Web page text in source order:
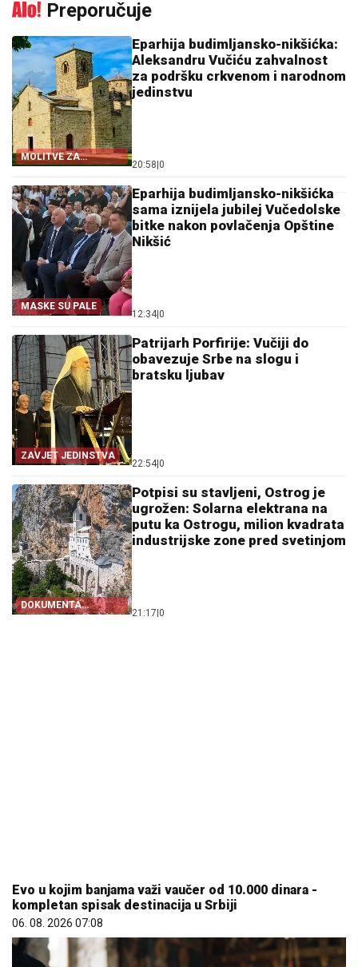
Preporučuje
MOLITVE ZA
ZDRAVLJE I USPJEH
Eparhija budimljansko-nikšićka:
Aleksandru Vučiću zahvalnost
za podršku crkvenom i narodnom
jedinstvu
20:58 0
MASKE SU PALE
Eparhija budimljansko-nikšićka
sama iznijela jubilej Vučedolske
bitke nakon povlačenja Opštine
Nikšić
12:34 0
ZAVJET JEDINSTVA
Patrijarh Porfirije: Vučiji do
obavezuje Srbe na slogu i
bratsku ljubav
22:54 0
DOKUMENTA
OTKRIVAJU
Potpisi su stavljeni, Ostrog je
ugrožen: Solarna elektrana na
putu ka Ostrogu, milion kvadrata
industrijske zone pred svetinjom
21:17 0
06. 08. 2026 07:08